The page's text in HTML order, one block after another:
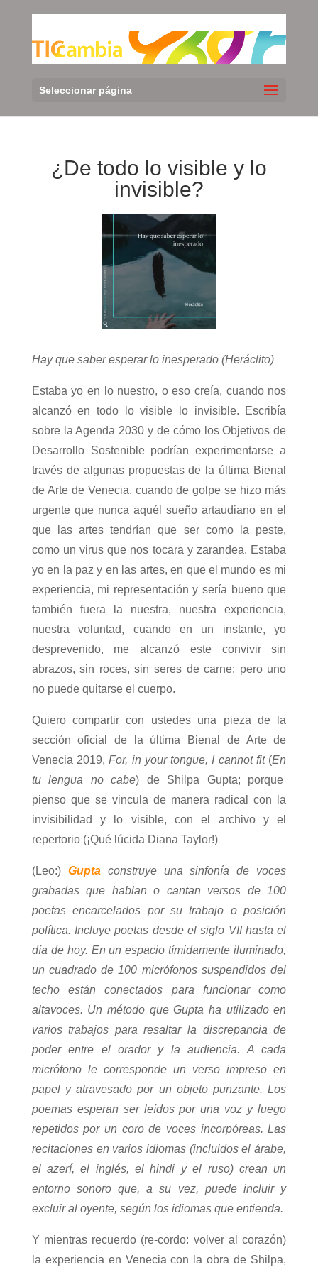
Seleccionar página
¿De todo lo visible y lo
invisible?
Hay que saber esperar lo inesperado (Heráclito)
Estaba yo en lo nuestro, o eso creía, cuando nos
alcanzó en todo lo visible lo invisible. Escribía
sobre la Agenda 2030 y de cómo los Objetivos de
Desarrollo Sostenible podrían experimentarse a
través de algunas propuestas de la última Bienal
de Arte de Venecia, cuando de golpe se hizo más
urgente que nunca aquél sueño artaudiano en el
que las artes tendrían que ser como la peste,
como un virus que nos tocara y zarandea. Estaba
yo en la paz y en las artes, en que el mundo es mi
experiencia, mi representación y sería bueno que
también fuera la nuestra, nuestra experiencia,
nuestra voluntad, cuando en un instante, yo
desprevenido, me alcanzó este convivir sin
abrazos, sin roces, sin seres de carne: pero uno
no puede quitarse el cuerpo.
Quiero compartir con ustedes una pieza de la
sección oficial de la última Bienal de Arte de
Venecia 2019,For, in your tongue, I cannot fit (En
tu lengua no cabe) de Shilpa Gupta; porque
pienso que se vincula de manera radical con la
invisibilidad y lo visible, con el archivo y el
repertorio (¡Qué lúcida Diana Taylor!)
(Leo:) Guptaconstruye una sinfonía de voces
grabadas que hablan o cantan versos de 100
poetas encarcelados por su trabajo o posición
política. Incluye poetas desde el siglo VII hasta el
día de hoy. En un espacio tímidamente iluminado,
un cuadrado de 100 micrófonos suspendidos del
techo están conectados para funcionar como
altavoces. Un método que Gupta ha utilizado en
varios trabajos para resaltar la discrepancia de
poder entre el orador y la audiencia. A cada
micrófono le corresponde un verso impreso en
papel y atravesado por un objeto punzante. Los
poemas esperan ser leídos por una voz y luego
repetidos por un coro de voces incorpóreas. Las
recitaciones en varios idiomas (incluidos el árabe,
el azerí, el inglés, el hindi y el ruso) crean un
entorno sonoro que, a su vez, puede incluir y
excluir al oyente, según los idiomas que entienda.
Y mientras recuerdo (re-cordo: volver al corazón)
la experiencia en Venecia con la obra de Shilpa,